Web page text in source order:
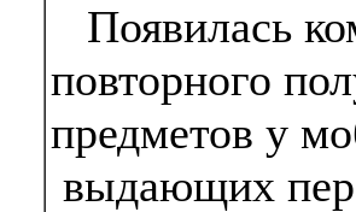
Появилась
повторного
предметов у
выдающих